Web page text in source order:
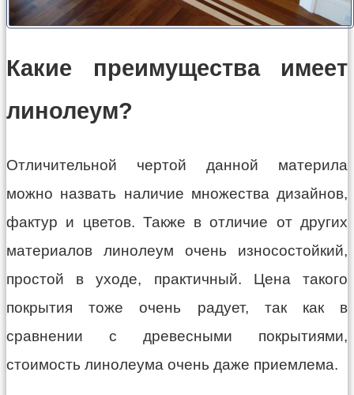
Какие преимущества имеет
линолеум?
Отличительной чертой данной материла
можно назвать наличие множества дизайнов,
фактур и цветов. Также в отличие от других
материалов линолеум очень износостойкий,
простой в уходе, практичный. Цена такого
покрытия тоже очень радует, так как в
сравнении с древесными покрытиями,
стоимость линолеума очень даже приемлема.